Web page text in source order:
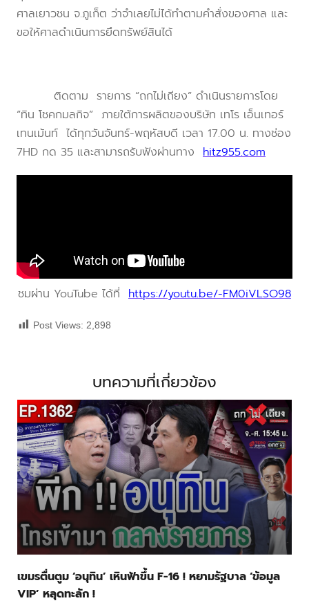
ศาลเยาวชน จ.ภูเก็ต ว่าจำเลยไม่ได้ทำตามคำสั่งของศาล และ
ขอให้ศาลดำเนินการยึดทรัพย์สินได้
ติดตาม รายการ “ถกไม่เถียง” ดำเนินรายการโดย
“ทิน โชคกมลกิจ” ภายใต้การผลิตของบริษัท เทโร เอ็นเทอร์
เทนเม้นท์ ได้ทุกวันจันทร์-พฤหัสบดี เวลา 17.00 น. ทางช่อง
7HD กด 35 และสามารถรับฟังผ่านทาง hitz955.com
ชมผ่าน YouTube ได้ที่ https://youtu.be/-FM0iVLSO98
Post Views: 2,898
บทความที่เกี่ยวข้อง
เขมรตื่นตูม ‘อนุทิน’ เหินฟ้าขึ้น F-16 ! หยามรัฐบาล ‘ข้อมูล
VIP’ หลุดทะลัก !